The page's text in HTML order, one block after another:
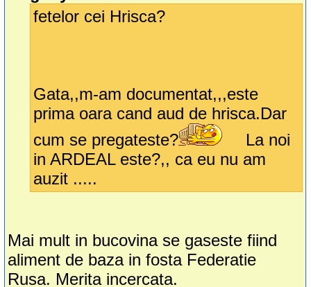
fetelor cei Hrisca?
Gata,,m-am documentat,,,este
prima oara cand aud de hrisca.Dar
cum se pregateste?
La noi
in ARDEAL este?,, ca eu nu am
auzit .....
Mai mult in bucovina se gaseste fiind
aliment de baza in fosta Federatie
Rusa. Merita incercata.